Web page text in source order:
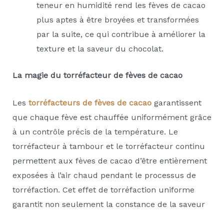
teneur en humidité rend les fèves de cacao
plus aptes à être broyées et transformées
par la suite, ce qui contribue à améliorer la
texture et la saveur du chocolat.
La magie du torréfacteur de fèves de cacao
Les torréfacteurs de fèves de cacaogarantissent
que chaque fève est chauffée uniformément grâce
à un contrôle précis de la température. Le
torréfacteur à tambour et le torréfacteur continu
permettent aux fèves de cacao d’être entièrement
exposées à l’air chaud pendant le processus de
torréfaction. Cet effet de torréfaction uniforme
garantit non seulement la constance de la saveur